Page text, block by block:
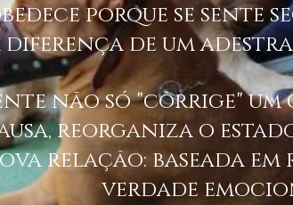
porque se sente
a diferença de um
não só "corrige"
reorganiza o
relação: baseada
verdade